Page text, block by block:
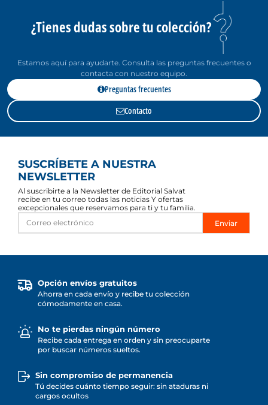
¿Tienes dudas sobre tu colección?
Estamos aquí para ayudarte. Consulta las preguntas frecuentes o
contacta con nuestro equipo.
Preguntas frecuentes
Contacto
SUSCRÍBETE A NUESTRA
NEWSLETTER
Al suscribirte a la Newsletter de Editorial Salvat
recibe en tu correo todas las noticias Y ofertas
excepcionales que reservamos para ti y tu familia.
Enviar
Opción envíos gratuitos
Ahorra en cada envío y recibe tu colección
cómodamente en casa.
No te pierdas ningún número
Recibe cada entrega en orden y sin preocuparte
por buscar números sueltos.
Sin compromiso de permanencia
Tú decides cuánto tiempo seguir: sin ataduras ni
cargos ocultos